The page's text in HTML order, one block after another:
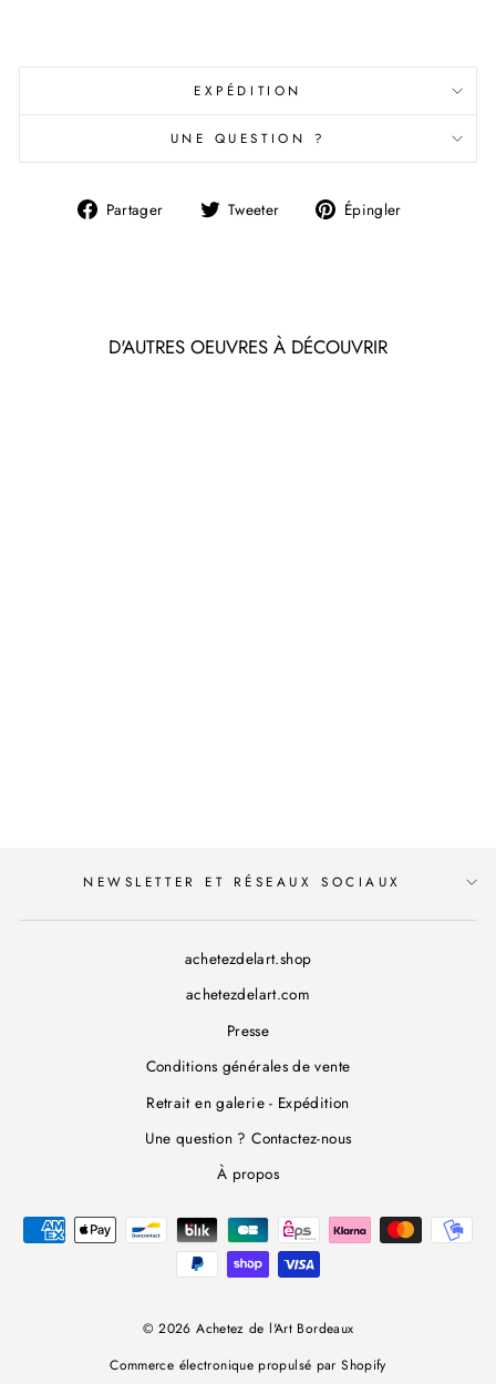
EXPÉDITION
UNE QUESTION ?
Partager
PartagerTweeter
TweeterÉpingler
D'AUTRES OEUVRES À DÉCOUVRIR
NEWSLETTER ET RÉSEAUX SOCIAUX
achetezdelart.shop
achetezdelart.com
Presse
Conditions générales de vente
Retrait en galerie - Expédition
Une question ? Contactez-nous
À propos
© 2026 Achetez de l'Art Bordeaux
Commerce électronique propulsé par Shopify